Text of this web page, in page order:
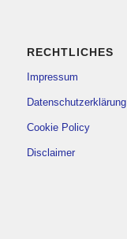
RECHTLICHES
Impressum
Datenschutzerklärung
Cookie Policy
Disclaimer